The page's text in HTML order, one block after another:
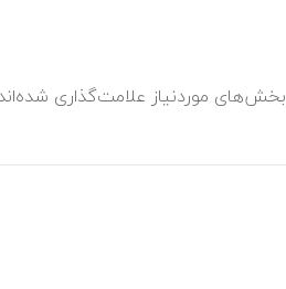
بخش‌های موردنیاز علامت‌گذاری